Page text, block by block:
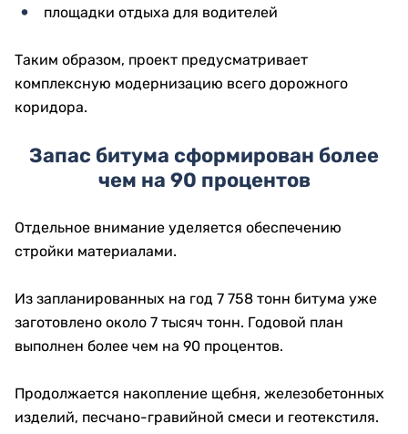
площадки отдыха для водителей
Таким образом, проект предусматривает
комплексную модернизацию всего дорожного
коридора.
Запас битума сформирован более
чем на 90 процентов
Отдельное внимание уделяется обеспечению
стройки материалами.
Из запланированных на год 7 758 тонн битума уже
заготовлено около 7 тысяч тонн. Годовой план
выполнен более чем на 90 процентов.
Продолжается накопление щебня, железобетонных
изделий, песчано-гравийной смеси и геотекстиля.